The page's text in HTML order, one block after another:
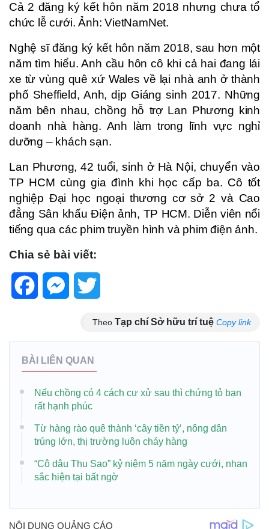
Cả 2 đăng ký kết hôn năm 2018 nhưng chưa tổ
chức lễ cưới. Ảnh: VietNamNet.
Nghệ sĩ đăng ký kết hôn năm 2018, sau hơn một
năm tìm hiểu. Anh cầu hôn cô khi cả hai đang lái
xe từ vùng quê xứ Wales về lại nhà anh ở thành
phố Sheffield, Anh, dịp Giáng sinh 2017. Những
năm bên nhau, chồng hỗ trợ Lan Phương kinh
doanh nhà hàng. Anh làm trong lĩnh vực nghỉ
dưỡng – khách sạn.
Lan Phương, 42 tuổi, sinh ở Hà Nội, chuyển vào
TP HCM cùng gia đình khi học cấp ba. Cô tốt
nghiệp Đại học ngoại thương cơ sở 2 và Cao
đẳng Sân khấu Điện ảnh, TP HCM. Diễn viên nổi
tiếng qua các phim truyền hình và phim điện ảnh.
Chia sẻ bài viết:
FacebookMessenger
Theo Tạp chí Sở hữu trí tuệ Copy link
BÀI LIÊN QUAN
Nếu chồng có 4 cách cư xử sau thì chứng tỏ bạn
rất hạnh phúc
Từ hàng rào quê thành ‘cây tiền tỷ’, nông dân
trúng lớn, thị trường luôn cháy hàng
“Cô dâu Thu Sao” kỷ niệm 5 năm ngày cưới, nhan
sắc hiện tại bất ngờ